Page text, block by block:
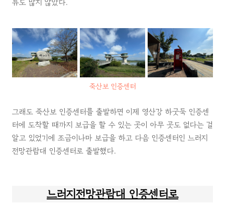
류도 많지 않았다.
죽산보 인증센터
그래도 죽산보 인증센터를 출발하면 이제 영산강 하굿둑 인증센
터에 도착할 때까지 보급을 할 수 있는 곳이 아무 곳도 없다는 걸
알고 있었기에 조금이나마 보급을 하고 다음 인증센터인 느러지
전망관람대 인증센터로 출발했다.
느러지전망관람대 인증센터로